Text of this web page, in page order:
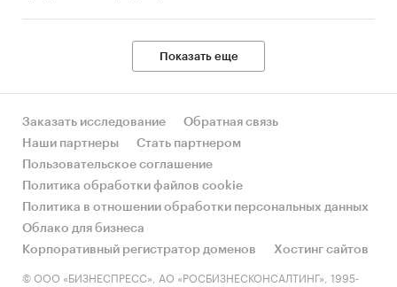
Показать еще
Заказать исследование
Обратная связь
Наши партнеры
Стать партнером
Пользовательское соглашение
Политика обработки файлов cookie
Политика в отношении обработки персональных данных
Облако для бизнеса
Корпоративный регистратор доменов
Хостинг сайтов
© ООО «БИЗНЕСПРЕСС», АО «РОСБИЗНЕСКОНСАЛТИНГ», 1995-